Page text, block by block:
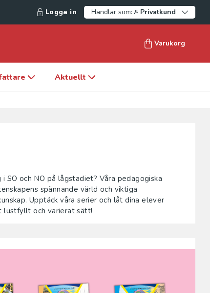
Logga in Handlar som: Privatkund
Varukorg
Aktuellt
och NO på lågstadiet? Våra pedagogiska
spännande värld och viktiga
Upptäck våra serier och låt dina elever
lustfyllt och varierat sätt!